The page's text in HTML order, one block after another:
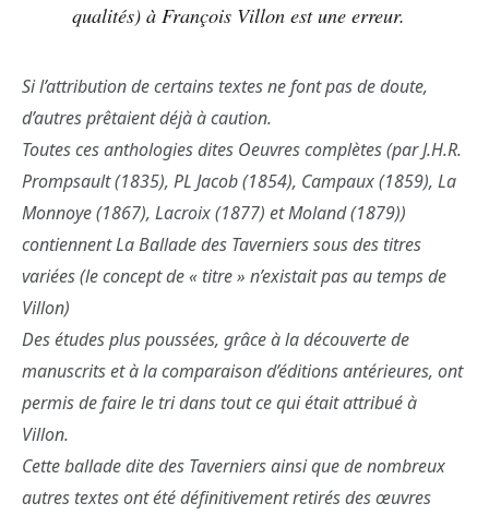
qualités) à François Villon est une erreur.
Si l’attribution de certains textes ne font pas de doute,
d’autres prêtaient déjà à caution.
Toutes ces anthologies dites Oeuvres complètes (par J.H.R.
Prompsault (1835), PL Jacob (1854), Campaux (1859), La
Monnoye (1867), Lacroix (1877) et Moland (1879))
contiennent La Ballade des Taverniers sous des titres
variées (le concept de « titre » n’existait pas au temps de
Villon)
Des études plus poussées, grâce à la découverte de
manuscrits et à la comparaison d’éditions antérieures, ont
permis de faire le tri dans tout ce qui était attribué à
Villon.
Cette ballade dite des Taverniers ainsi que de nombreux
autres textes ont été définitivement retirés des œuvres